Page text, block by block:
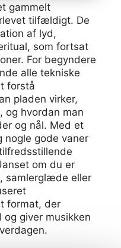
gammelt
tilfældigt. De
af lyd,
som fortsat
For begyndere
alle tekniske
forstå
pladen virker,
og hvordan man
og nål. Med et
nogle gode vaner
om du er
samlerglæde eller
format, der
giver musikken